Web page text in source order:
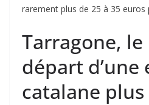
rarement plus de 25 à 35 euros
Tarragone,
départ
catalane